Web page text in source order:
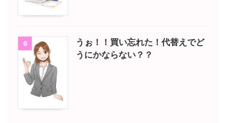
6
うぉ！！買い忘れた！代替えでど
うにかならない？？